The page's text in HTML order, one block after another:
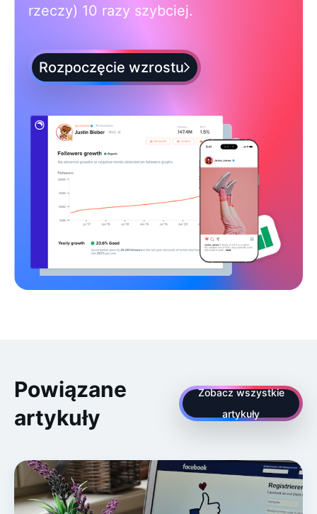
rzeczy) 10 razy szybciej.
Rozpoczęcie wzrostu
Powiązane
artykuły
Zobacz wszystkie
artykuły